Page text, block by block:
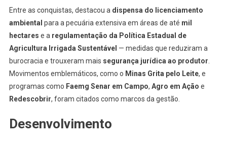
Entre as conquistas, destacou a dispensa do licenciamento
ambiental para a pecuária extensiva em áreas de até mil
hectares e a regulamentação da Política Estadual de
Agricultura Irrigada Sustentável — medidas que reduziram a
burocracia e trouxeram mais segurança jurídica ao produtor
Movimentos emblemáticos, como o Minas Grita pelo Leite, e
programas como Faemg Senar em Campo, Agro em Ação e
Redescobrir, foram citados como marcos da gestão.
Desenvolvimento